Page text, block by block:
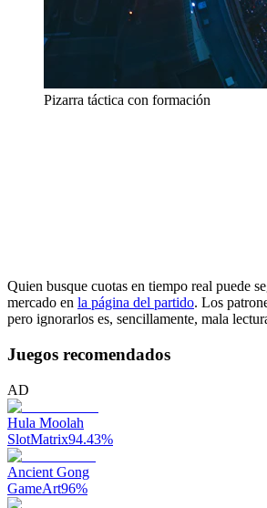
Pizarra táctica con formación
Quien busque cuotas en tiempo real puede
mercado en la página del partido. Los
pero ignorarlos es, sencillamente, mala
Juegos recomendados
AD
Hula Moolah
SlotMatrix94.43%
Ancient Gong
GameArt96%